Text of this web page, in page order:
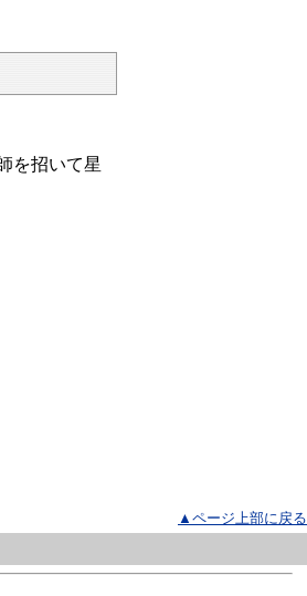
を招いて星
▲ページ上部に戻る